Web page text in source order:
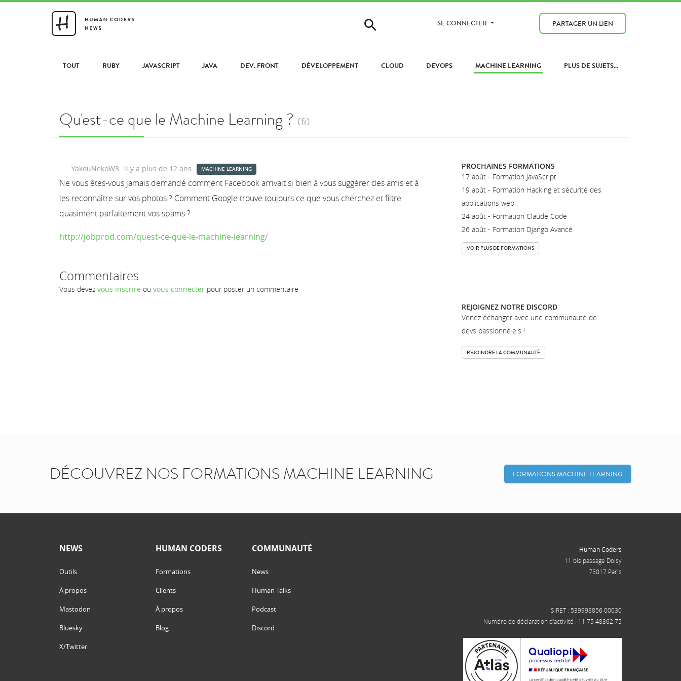
SE CONNECTER PARTAGER UN LIEN
TOUT RUBY JAVASCRIPT JAVA DEV. FRONT DÉVELOPPEMENT CLOUD DEVOPS MACHINE LEARNING PLUS DE SUJETS...
Qu'est-ce que le Machine Learning ? (fr)
YakouNekoW3 il y a plus de 12 ans MACHINE LEARNING
Ne vous êtes-vous jamais demandé comment Facebook arrivait si bien à vous suggérer des amis et à
les reconnaître sur vos photos ? Comment Google trouve toujours ce que vous cherchez et filtre
quasiment parfaitement vos spams ?
http://jobprod.com/quest-ce-que-le-machine-learning/
Commentaires
Vous devez vous inscrire ou vous connecter pour poster un commentaire
PROCHAINES FORMATIONS
17 août - Formation JavaScript
19 août - Formation Hacking et sécurité des
applications web
24 août - Formation Claude Code
26 août - Formation Django Avancé
VOIR PLUS DE FORMATIONS
REJOIGNEZ NOTRE DISCORD
Venez échanger avec une communauté de
devs passionné·e·s !
REJOINDRE LA COMMUNAUTÉ
DÉCOUVREZ NOS FORMATIONS MACHINE LEARNING FORMATIONS MACHINE LEARNING
NEWS
Outils
À propos
Mastodon
Bluesky
X/Twitter
HUMAN CODERS
Formations
Clients
À propos
Blog
COMMUNAUTÉ
News
Human Talks
Podcast
Discord
Human Coders
11 bis passage Doisy
75017 Paris
SIRET : 539998856 00030
Numéro de déclaration d'activité : 11 75 48362 75